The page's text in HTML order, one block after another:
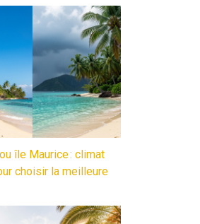
île Maurice : climat
choisir la meilleure